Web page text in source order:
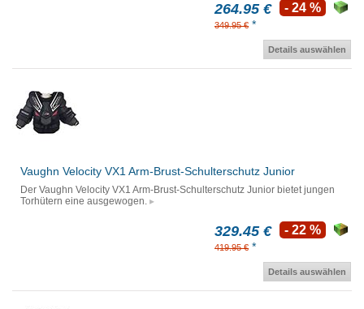
264.95 €
349.95 € *
- 24 %
Details auswählen
Vaughn Velocity VX1 Arm-Brust-Schulterschutz Junior
Der Vaughn Velocity VX1 Arm-Brust-Schulterschutz Junior bietet jungen
Torhütern eine ausgewogen.
329.45 €
419.95 € *
- 22 %
Details auswählen